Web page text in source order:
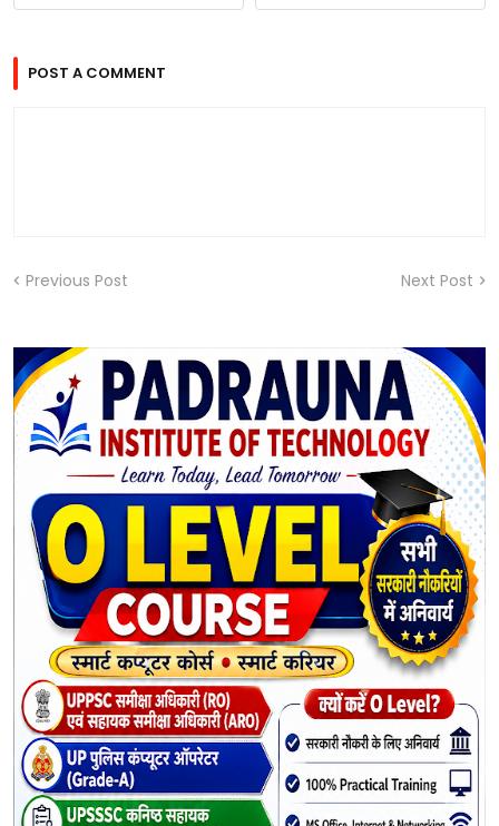
POST A COMMENT
Previous Post Next Post